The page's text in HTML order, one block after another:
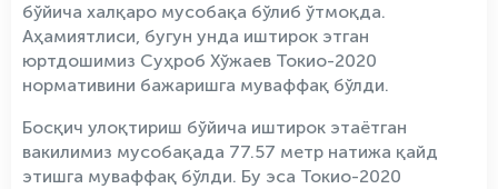
бўйича халқаро мусобақа бўлиб ўтмоқда.
Аҳамиятлиси, бугун унда иштирок этган
юртдошимиз Суҳроб Хўжаев Токио-2020
нормативини бажаришга муваффақ бўлди.
Босқич улоқтириш бўйича иштирок этаётган
вакилимиз мусобақада 77.57 метр натижа қайд
этишга муваффақ бўлди. Бу эса Токио-2020